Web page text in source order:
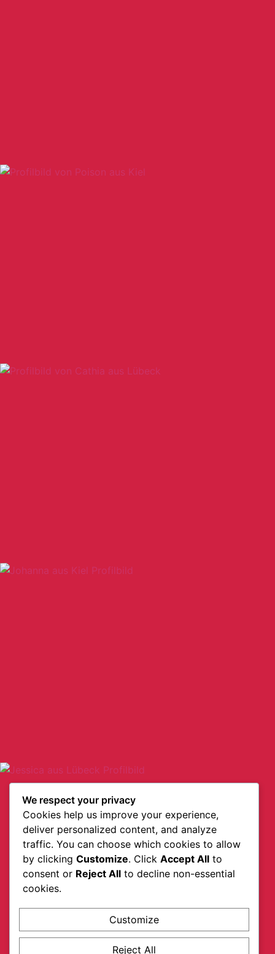
We respect your privacy
Cookies help us improve your experience,
deliver personalized content, and analyze
traffic. You can choose which cookies to allow
by clicking Customize. Click Accept All to
consent or Reject All to decline non-essential
cookies.
Customize
Reject All